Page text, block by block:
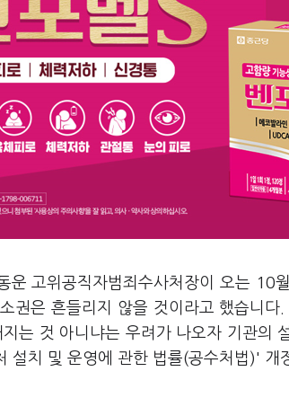
운 고위공직자범죄수사처장이 오는 10
권은 흔들리지 않을 것이라고 했습니
는 것 아니냐는 우려가 나오자 기관의
설치 및 운영에 관한 법률(공수처법)' 개